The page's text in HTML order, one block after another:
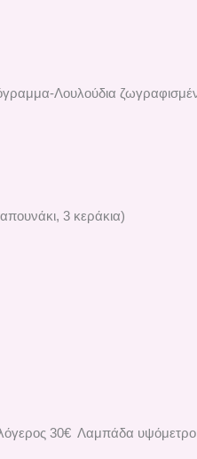
Λουλούδια
3 κεράκια)
30€ Λαμπάδα